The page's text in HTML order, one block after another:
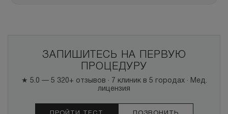
ЗАПИШИТЕСЬ НА ПЕРВУЮ
ПРОЦЕДУРУ
★ 5.0 — 5 320+ отзывов · 7 клиник в 5 городах · Мед.
лицензия